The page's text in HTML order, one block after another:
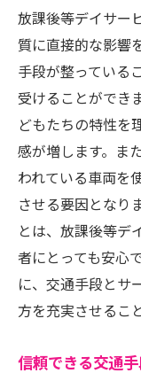
放課後等デイサー
質に直接的な影響
手段が整っている
受けることができ
どもたちの特性を
感が増します。ま
われている車両を
させる要因となり
とは、放課後等デ
者にとっても安心
に、交通手段とサ
方を充実させるこ
信頼できる交通